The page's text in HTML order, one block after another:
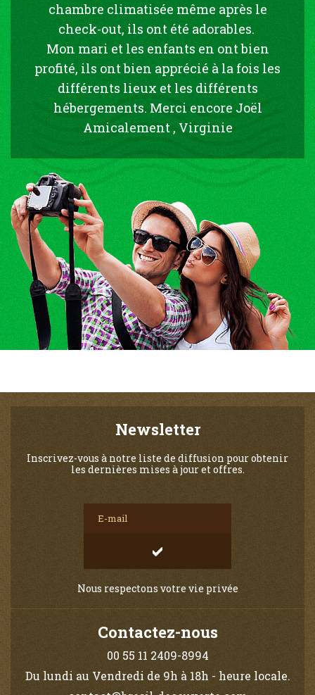
chambre climatisée même après le
check-out, ils ont été adorables.
Mon mari et les enfants en ont bien
profité, ils ont bien apprécié à la fois les
différents lieux et les différents
hébergements. Merci encore Joël
Amicalement , Virginie
Newsletter
Inscrivez-vous à notre liste de diffusion pour obtenir
les dernières mises à jour et offres.
Nous respectons votre vie privée
Contactez-nous
00 55 11 2409-8994
Du lundi au Vendredi de 9h à 18h - heure locale.